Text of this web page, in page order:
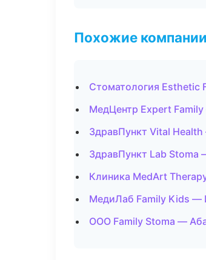
Похожие
Стоматология Esthetic
МедЦентр Expert
ЗдравПункт Vital
ЗдравПункт Lab
Клиника MedArt
МедиЛаб Family Kids —
ООО Family Stoma —